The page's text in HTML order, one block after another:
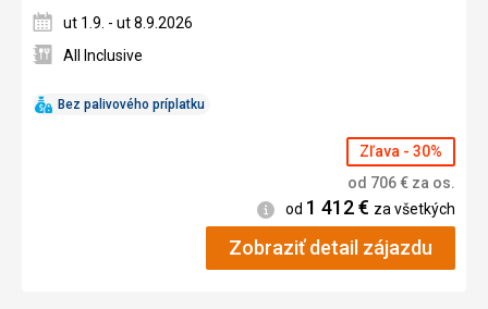
Bez palivového príplatku
ut 1.9. - ut 8.9.2026
All Inclusive
Zľava - 30%
od 706€ za os.
Informácie
od 1 412€ za všetkých
Zobraziť detail zájazdu